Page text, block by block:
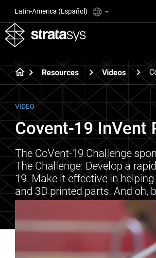
Latin-America (Español)
Resources Videos
VIDEO
Covent-19 InVent
The CoVent-19 Challenge
The Challenge: Develop a
19. Make it effective in
and 3D printed parts. And oh,